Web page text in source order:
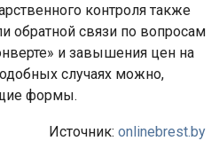
контроля также
обратной связи по вопросам
и завышения цен на
случаях можно,
формы.
Источник: onlinebrest.by